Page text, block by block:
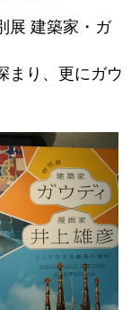
展 建築家・ガ
まり、更にガウ